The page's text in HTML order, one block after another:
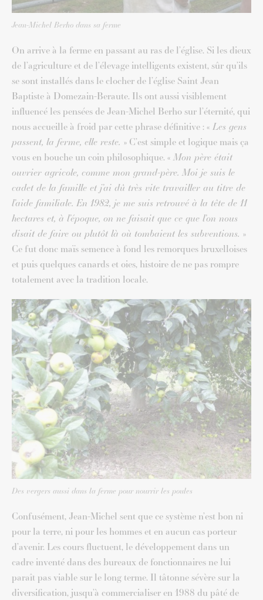
Jean-Michel Berho dans sa ferme
On arrive à la ferme en passant au ras de l’église. Si les dieux
de l’agriculture et de l’élevage intelligents existent, sûr qu’ils
se sont installés dans le clocher de l’église Saint Jean
Baptiste à Domezain-Beraute. Ils ont aussi visiblement
influencé les pensées de Jean-Michel Berho sur l’éternité, qui
nous accueille à froid par cette phrase définitive : « Les gens
passent, la ferme, elle reste. » C’est simple et logique mais ça
vous en bouche un coin philosophique. « Mon père était
ouvrier agricole, comme mon grand-père. Moi je suis le
cadet de la famille et j’ai dû très vite travailler au titre de
l’aide familiale. En 1982, je me suis retrouvé à la tête de 11
hectares et, à l’époque, on ne faisait que ce que l’on nous
disait de faire ou plutôt là où tombaient les subventions. »
Ce fut donc maïs semence à fond les remorques bruxelloises
et puis quelques canards et oies, histoire de ne pas rompre
totalement avec la tradition locale.
Des vergers aussi dans la ferme pour nourrir les poules
Confusément, Jean-Michel sent que ce système n’est bon ni
pour la terre, ni pour les hommes et en aucun cas porteur
d’avenir. Les cours fluctuent, le développement dans un
cadre inventé dans des bureaux de fonctionnaires ne lui
paraît pas viable sur le long terme. Il tâtonne sévère sur la
diversification, jusqu’à commercialiser en 1988 du pâté de